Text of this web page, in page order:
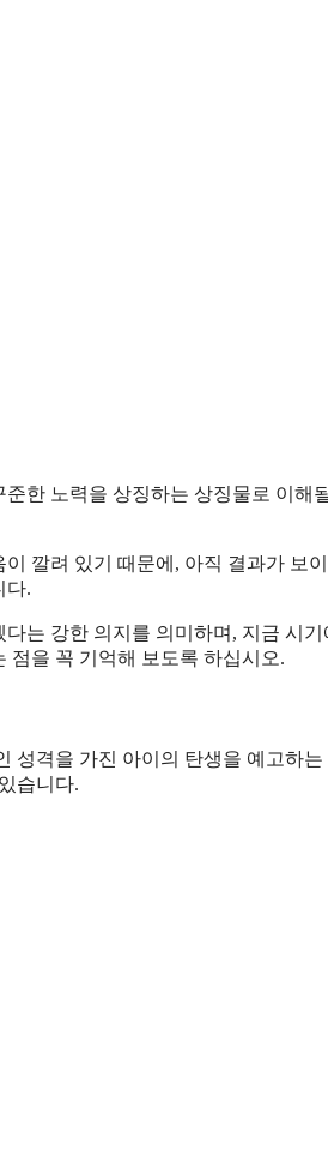
한 노력을 상징하는 상징물로 이해
깔려 있기 때문에, 아직 결과가 보
다.
는 강한 의지를 의미하며, 지금 시기
점을 꼭 기억해 보도록 하십시오.
성격을 가진 아이의 탄생을 예고하는
습니다.